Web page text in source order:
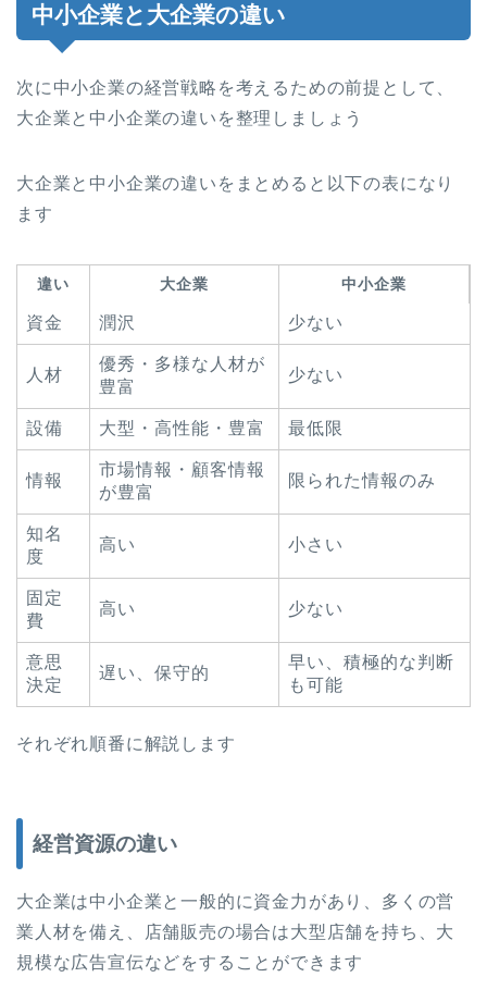
中小企業と大企業の違い
次に中小企業の経営戦略を考えるための前提として、
大企業と中小企業の違いを整理しましょう
大企業と中小企業の違いをまとめると以下の表になり
ます
違い 大企業 中小企業
資金 潤沢 少ない
人材
優秀・多様な人材が
豊富
少ない
設備 大型・高性能・豊富 最低限
情報
市場情報・顧客情報
が豊富
限られた情報のみ
知名
度
高い 小さい
固定
費
高い 少ない
意思
決定
遅い、保守的
早い、積極的な判断
も可能
それぞれ順番に解説します
経営資源の違い
大企業は中小企業と一般的に資金力があり、多くの営
業人材を備え、店舗販売の場合は大型店舗を持ち、大
規模な広告宣伝などをすることができます